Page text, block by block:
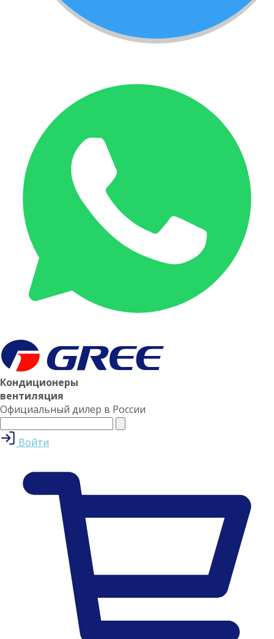
Кондиционеры
вентиляция
Официальный дилер в России
Войти